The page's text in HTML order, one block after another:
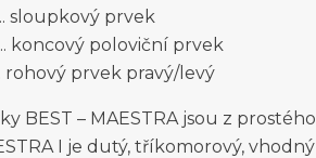
sloupkový prvek
koncový poloviční prvek
rohový prvek pravý/levý
BEST – MAESTRA jsou z
I je dutý, tříkomorový,